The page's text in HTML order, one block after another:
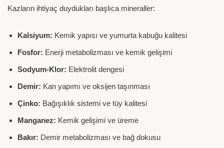
Kazların ihtiyaç duydukları başlıca mineraller:
Kalsiyum: Kemik yapısı ve yumurta kabuğu kalitesi
Fosfor: Enerji metabolizması ve kemik gelişimi
Sodyum-Klor: Elektrolit dengesi
Demir: Kan yapımı ve oksijen taşınması
Çinko: Bağışıklık sistemi ve tüy kalitesi
Manganez: Kemik gelişimi ve üreme
Bakır: Demir metabolizması ve bağ dokusu